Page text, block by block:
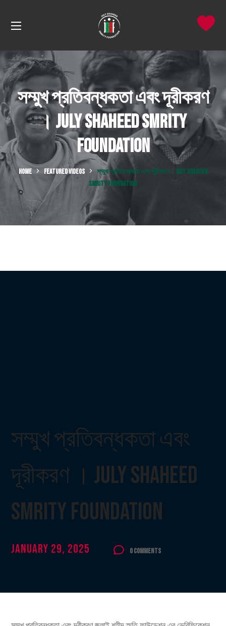
সম্মুখ প্রতিবন্ধকতা এবং দূরীকরণ
। July Shaheed Smrity
Foundation
HOME FEATURED VIDEOS
সম্মুখ প্রতিবন্ধকতা এবং দূরীকরণ । JULY SHAHEED
SMRITY FOUNDATION
সম্মুখ প্রতিবন্ধকতা এবং
দূরীকরণ । July Shaheed
Smrity Foundation
January 29, 2025 0 Comments